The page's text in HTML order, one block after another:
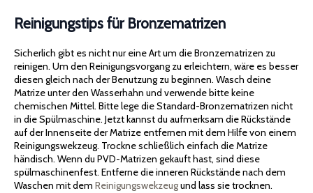
Reinigungstips für Bronzematrizen
Sicherlich gibt es nicht nur eine Art um die Bronzematrizen zu
reinigen. Um den Reinigungsvorgang zu erleichtern, wäre es besser
diesen gleich nach der Benutzung zu beginnen. Wasch deine
Matrize unter den Wasserhahn und verwende bitte keine
chemischen Mittel. Bitte lege die Standard-Bronzematrizen nicht
in die Spülmaschine. Jetzt kannst du aufmerksam die Rückstände
auf der Innenseite der Matrize entfernen mit dem Hilfe von einem
Reinigungswekzeug. Trockne schließlich einfach die Matrize
händisch. Wenn du PVD-Matrizen gekauft hast, sind diese
spülmaschinenfest. Entferne die inneren Rückstände nach dem
Waschen mit dem Reinigungswekzeugund lass sie trocknen.